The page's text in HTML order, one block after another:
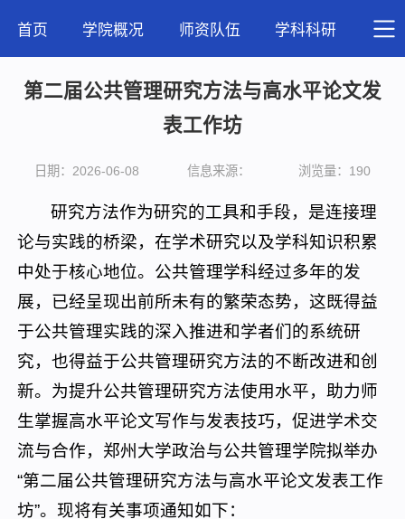
首页 学院概况 师资队伍 学科科研 人
第二届公共管理研究方法与高水平论文发
表工作坊
日期：2026-06-08 信息来源： 浏览量： 190
研究方法作为研究的工具和手段，是连接理
论与实践的桥梁，在学术研究以及学科知识积累
中处于核心地位。公共管理学科经过多年的发
展，已经呈现出前所未有的繁荣态势，这既得益
于公共管理实践的深入推进和学者们的系统研
究，也得益于公共管理研究方法的不断改进和创
新。为提升公共管理研究方法使用水平，助力师
生掌握高水平论文写作与发表技巧，促进学术交
流与合作，郑州大学政治与公共管理学院拟举办
“第二届公共管理研究方法与高水平论文发表工作
坊”。现将有关事项通知如下：